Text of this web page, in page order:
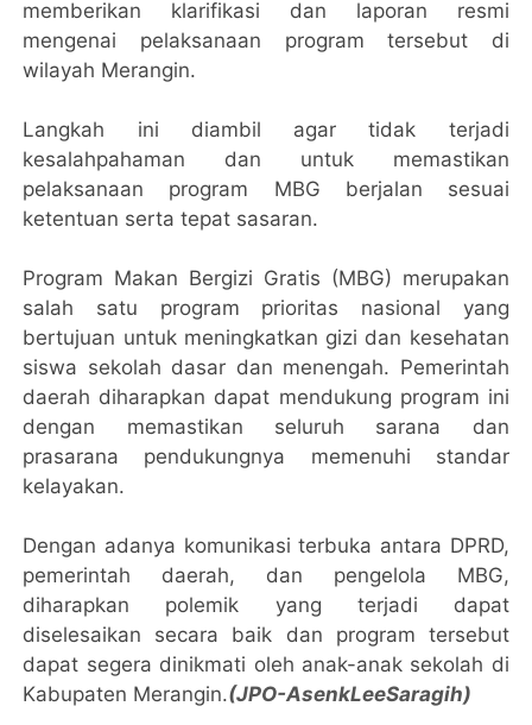
memberikan klarifikasi dan laporan resmi
mengenai pelaksanaan program tersebut di
wilayah Merangin.
Langkah ini diambil agar tidak terjadi
kesalahpahaman dan untuk memastikan
pelaksanaan program MBG berjalan sesuai
ketentuan serta tepat sasaran.
Program Makan Bergizi Gratis (MBG) merupakan
salah satu program prioritas nasional yang
bertujuan untuk meningkatkan gizi dan kesehatan
siswa sekolah dasar dan menengah. Pemerintah
daerah diharapkan dapat mendukung program ini
dengan memastikan seluruh sarana dan
prasarana pendukungnya memenuhi standar
kelayakan.
Dengan adanya komunikasi terbuka antara DPRD,
pemerintah daerah, dan pengelola MBG,
diharapkan polemik yang terjadi dapat
diselesaikan secara baik dan program tersebut
dapat segera dinikmati oleh anak-anak sekolah di
Kabupaten Merangin.(JPO-AsenkLeeSaragih)